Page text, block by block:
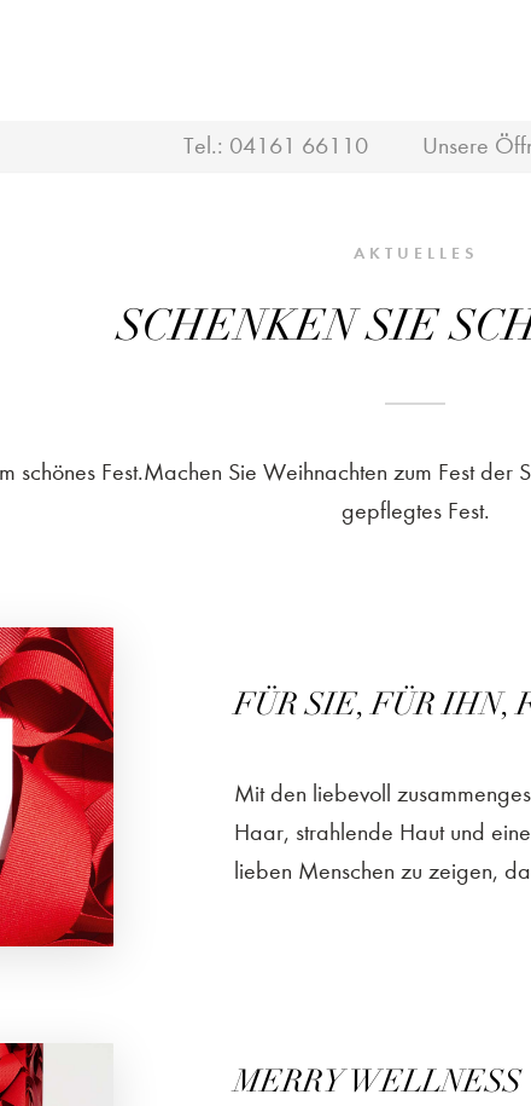
Tel.: 04161 66110 Unsere
AKTUELLES
SCHENKEN SIE
schönes Fest.Machen Sie Weihnachten zum Fest
gepflegtes Fest.
FÜR SIE, FÜR IHN,
Mit den liebevoll
Haar, strahlende Haut und
lieben Menschen zu zeigen,
MERRY WELLNESS